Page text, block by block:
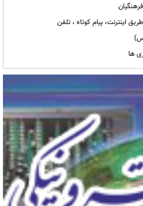
اینترنت، پیام کوتاه ، تلفن
ها